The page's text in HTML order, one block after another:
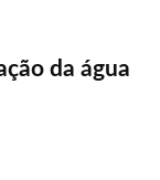
da água